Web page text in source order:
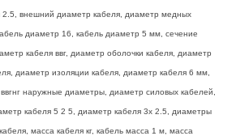
2.5, внешний диаметр кабеля, диаметр медных
диаметр 16, кабель диаметр 5 мм, сечение
кабеля ввг, диаметр оболочки кабеля, диаметр
диаметр изоляции кабеля, диаметр кабеля 6 мм,
наружные диаметры, диаметр силовых кабелей,
кабеля 5 2 5, диаметр кабеля 3х 2.5, диаметры
масса кабеля кг, кабель масса 1 м, масса